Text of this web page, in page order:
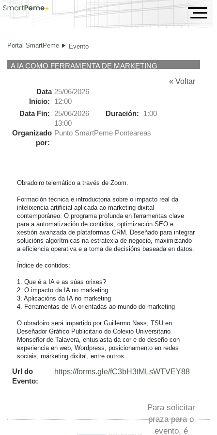
Evento
Portal SmartPeme Evento
A IA COMO FERRAMENTA DE MARKETING
« Voltar
Data
Inicio:
25/06/2026
12:00
Data Fin:
25/06/2026
13:00
Duración: 1:00
Organizado
por:
Punto SmartPeme Ponteareas
Obradoiro telemático a través de Zoom.
Formación técnica e introductoria sobre o impacto real da
intelixencia artificial aplicada ao marketing dixital
contemporáneo. O programa profunda en ferramentas clave
para a automatización de contidos, optimización SEO e
xestión avanzada de plataformas CRM. Deseñado para integrar
solucións algorítmicas na estratexia de negocio, maximizando
a eficiencia operativa e a toma de decisións baseada en datos.
Índice de contidos:
1. Que é a IA e as súas orixes?
2. O impacto da IA no marketing
3. Aplicacións da IA no marketing
4. Ferramentas de IA orientadas ao mundo do marketing
O obradoiro será impartido por Guillermo Nass, TSU en
Deseñador Gráfico Publicitario do Colexio Universitario
Monseñor de Talavera, entusiasta da cor e do deseño con
experiencia en web, Wordpress, posicionamento en redes
sociais, márketing dixital, entre outros.
Url do
Evento:
https://forms.gle/fC3bH3tMLsWTVEY88
Para solicitar
praza para o
evento, é